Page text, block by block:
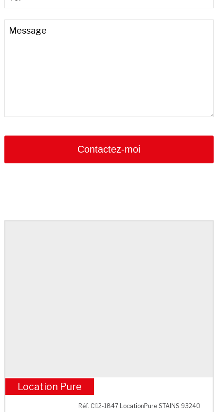
Message
Contactez-moi
RER Pierrefitte Stains
Location Pure
Réf. CI12-1847 LocationPure STAINS 93240